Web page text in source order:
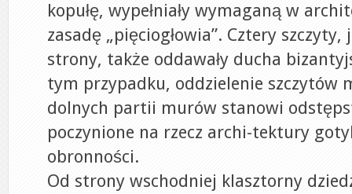
kopułę, wypełniały wymaganą w
zasadę „pięciogłowia”. Cztery
strony, także oddawały ducha
tym przypadku, oddzielenie szczytów
dolnych partii murów stanowi
poczynione na rzecz archi-tektury
obronności.
Od strony wschodniej klasztorny